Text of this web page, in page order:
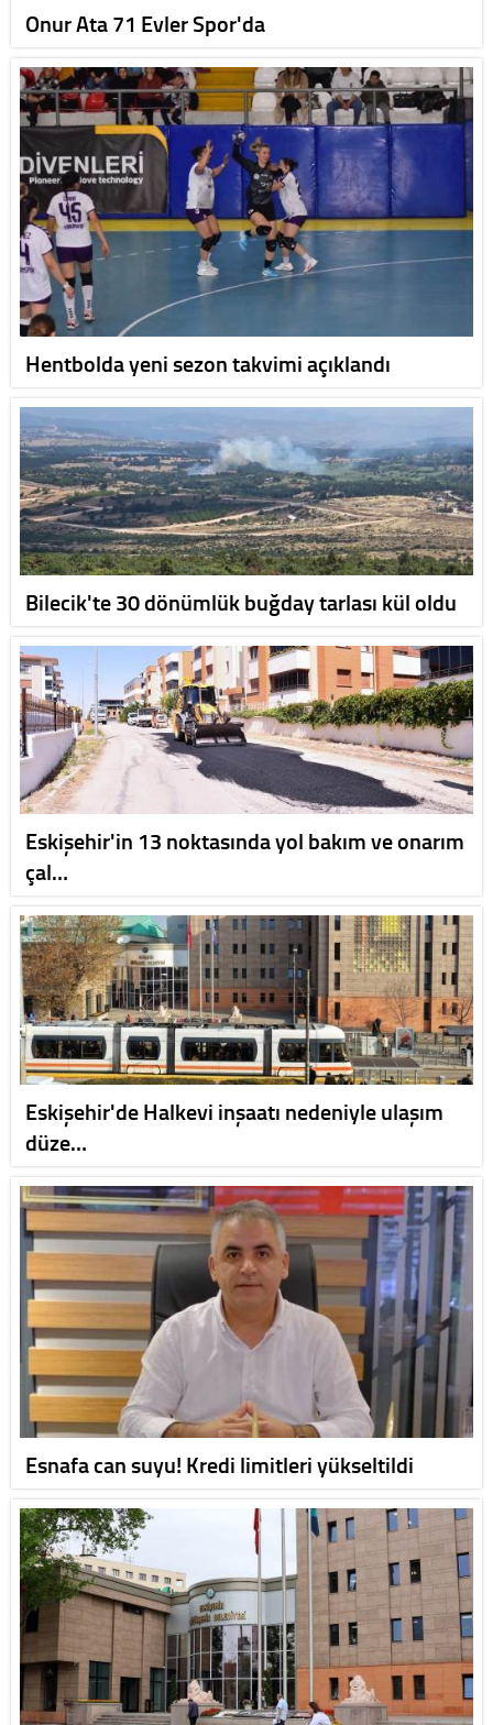
Onur Ata 71 Evler Spor'da
Hentbolda yeni sezon takvimi açıklandı
Bilecik'te 30 dönümlük buğday tarlası kül oldu
Eskişehir'in 13 noktasında yol bakım ve onarım
çal…
Eskişehir'de Halkevi inşaatı nedeniyle ulaşım
düze…
Esnafa can suyu! Kredi limitleri yükseltildi